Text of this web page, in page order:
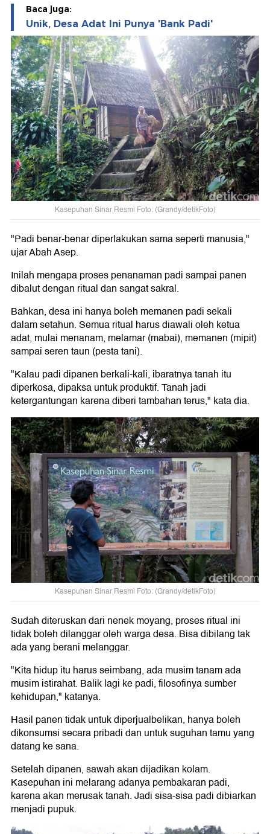
Baca juga:
Unik, Desa Adat Ini Punya 'Bank Padi'
Kasepuhan Sinar Resmi Foto: (Grandy/detikFoto)
"Padi benar-benar diperlakukan sama seperti manusia,"
ujar Abah Asep.
Inilah mengapa proses penanaman padi sampai panen
dibalut dengan ritual dan sangat sakral.
Bahkan, desa ini hanya boleh memanen padi sekali
dalam setahun. Semua ritual harus diawali oleh ketua
adat, mulai menanam, melamar (mabai), memanen (mipit)
sampai seren taun (pesta tani).
"Kalau padi dipanen berkali-kali, ibaratnya tanah itu
diperkosa, dipaksa untuk produktif. Tanah jadi
ketergantungan karena diberi tambahan terus," kata dia.
Kasepuhan Sinar Resmi Foto: (Grandy/detikFoto)
Sudah diteruskan dari nenek moyang, proses ritual ini
tidak boleh dilanggar oleh warga desa. Bisa dibilang tak
ada yang berani melanggar.
"Kita hidup itu harus seimbang, ada musim tanam ada
musim istirahat. Balik lagi ke padi, filosofinya sumber
kehidupan," katanya.
Hasil panen tidak untuk diperjualbelikan, hanya boleh
dikonsumsi secara pribadi dan untuk suguhan tamu yang
datang ke sana.
Setelah dipanen, sawah akan dijadikan kolam.
Kasepuhan ini melarang adanya pembakaran padi,
karena akan merusak tanah. Jadi sisa-sisa padi dibiarkan
menjadi pupuk.